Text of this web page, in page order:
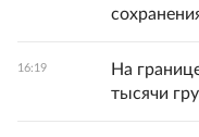
16:19
На
тысячи